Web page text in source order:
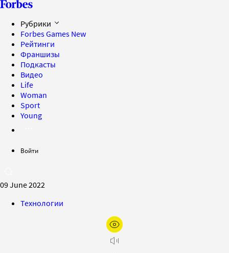
Рубрики
Forbes Games New
Рейтинги
Франшизы
Подкасты
Видео
Life
Woman
Sport
Young
Войти
09 June 2022
Технологии